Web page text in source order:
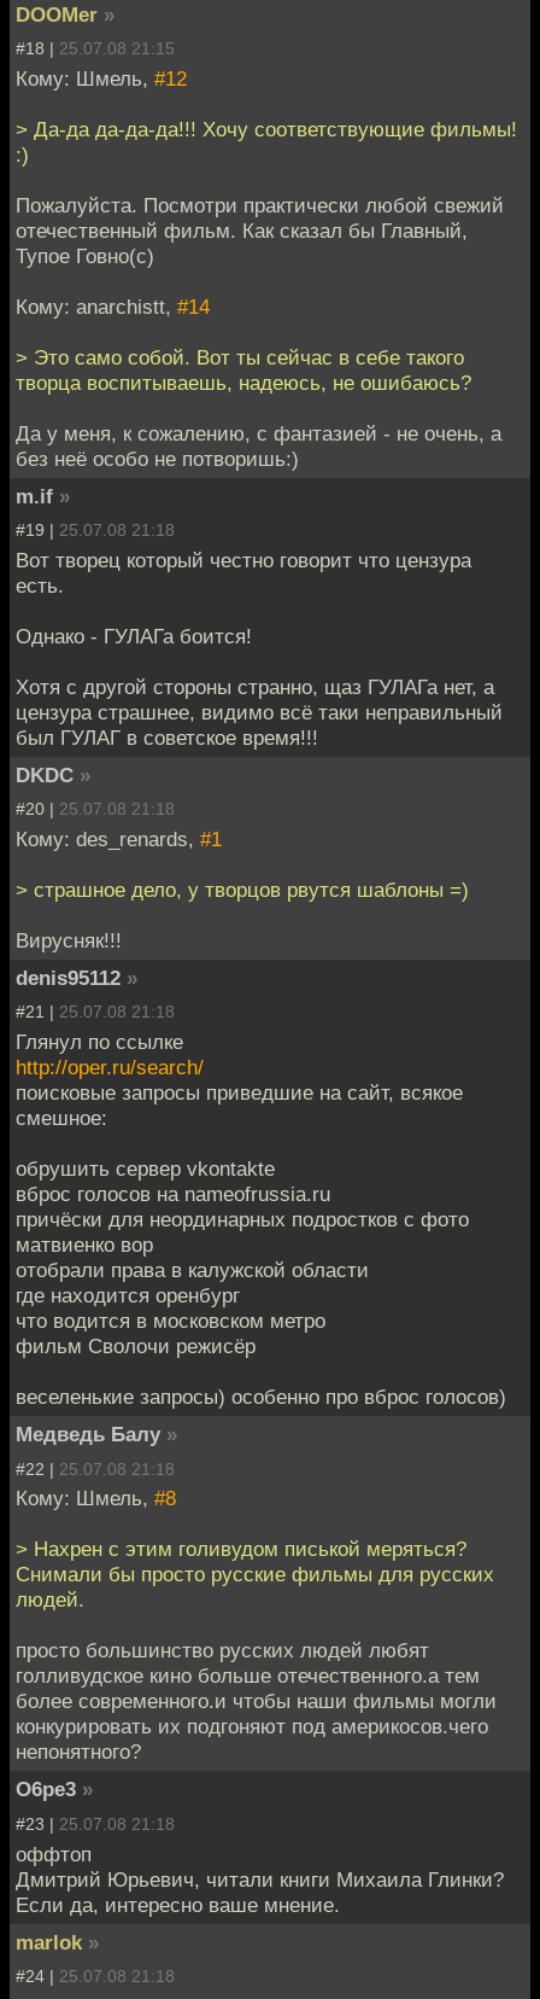
DOOMer »
#18 | 25.07.08 21:15
Кому: Шмель, #12
> Да-да да-да-да!!! Хочу соответствующие фильмы!
:)
Пожалуйста. Посмотри практически любой свежий
отечественный фильм. Как сказал бы Главный,
Тупое Говно(с)
Кому: anarchistt, #14
> Это само собой. Вот ты сейчас в себе такого
творца воспитываешь, надеюсь, не ошибаюсь?
Да у меня, к сожалению, с фантазией - не очень, а
без неё особо не потворишь:)
m.if »
#19 | 25.07.08 21:18
Вот творец который честно говорит что цензура
есть.
Однако - ГУЛАГа боится!
Хотя с другой стороны странно, щаз ГУЛАГа нет, а
цензура страшнее, видимо всё таки неправильный
был ГУЛАГ в советское время!!!
DKDC »
#20 | 25.07.08 21:18
Кому: des_renards, #1
> страшное дело, у творцов рвутся шаблоны =)
Вирусняк!!!
denis95112 »
#21 | 25.07.08 21:18
Глянул по ссылке
http://oper.ru/search/
поисковые запросы приведшие на сайт, всякое
смешное:
обрушить сервер vkontakte
вброс голосов на nameofrussia.ru
причёски для неординарных подростков с фото
матвиенко вор
отобрали права в калужской области
где находится оренбург
что водится в московском метро
фильм Сволочи режисёр
веселенькие запросы) особенно про вброс голосов)
Медведь Балу »
#22 | 25.07.08 21:18
Кому: Шмель, #8
> Нахрен с этим голивудом писькой меряться?
Снимали бы просто русские фильмы для русских
людей.
просто большинство русских людей любят
голливудское кино больше отечественного.а тем
более современного.и чтобы наши фильмы могли
конкурировать их подгоняют под америкосов.чего
непонятного?
O6pe3 »
#23 | 25.07.08 21:18
оффтоп
Дмитрий Юрьевич, читали книги Михаила Глинки?
Если да, интересно ваше мнение.
marlok »
#24 | 25.07.08 21:18